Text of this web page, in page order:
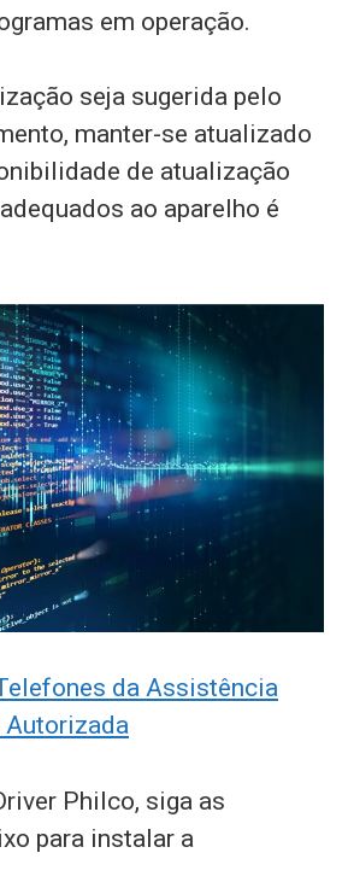
em operação.
seja sugerida pelo
manter-se atualizado
de atualização
ao aparelho é
da Assistência
Philco, siga as
para instalar a